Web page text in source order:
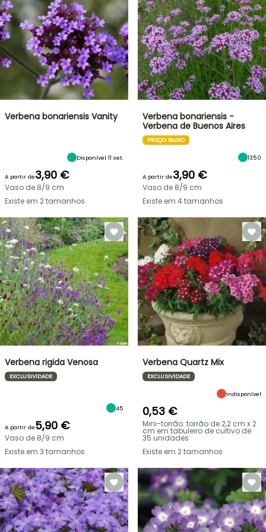
VENDAS
RELÂMPAGO
ATÉ
BULBOS
Verbena bonariensis Vanity
Disponível 11 set.
A partir de3,90 €
Vaso de 8/9 cm
Existe em 2 tamanhos
Verbena bonariensis -
Verbena de Buenos Aires
PREÇO BAIXO
1350
A partir de3,90 €
Vaso de 8/9 cm
Existe em 4 tamanhos
Verbena rigida Venosa
EXCLUSIVIDADE
45
A partir de5,90 €
Vaso de 8/9 cm
Existe em 3 tamanhos
Verbena Quartz Mix
EXCLUSIVIDADE
Indisponível
0,53 €
Mini-torrão: torrão de 2,2 cm x 2
cm em tabuleiro de cultivo de
35 unidades
Existe em 2 tamanhos